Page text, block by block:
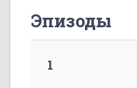
Эпизоды
1